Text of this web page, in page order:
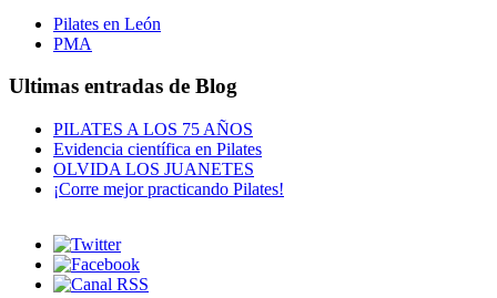
Pilates en León
PMA
Ultimas entradas de Blog
PILATES A LOS 75 AÑOS
Evidencia científica en Pilates
OLVIDA LOS JUANETES
¡Corre mejor practicando Pilates!